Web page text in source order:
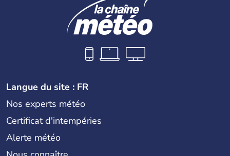
Langue du site : FR
Nos experts météo
Certificat d'intempéries
Alerte météo